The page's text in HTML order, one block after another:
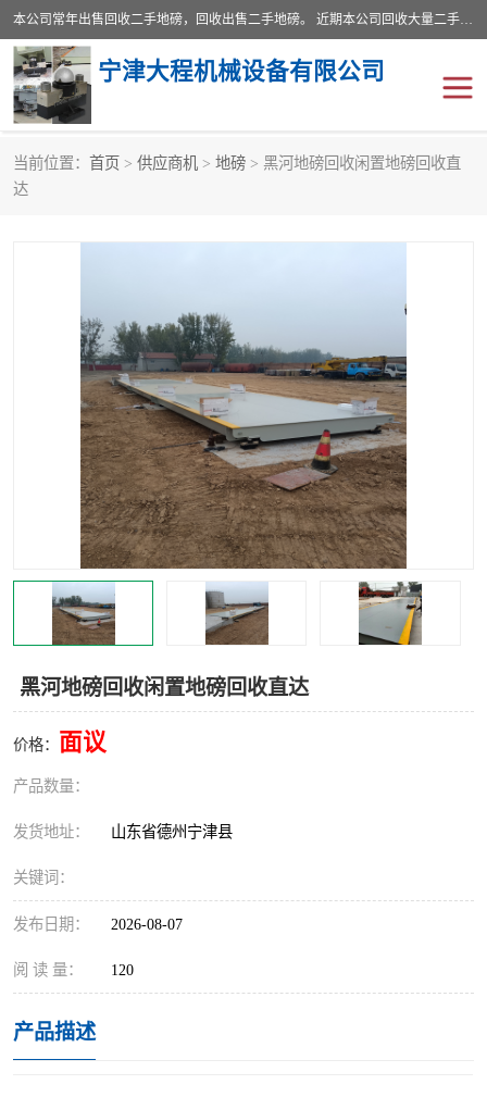
本公司常年出售回收二手地磅，回收出售二手地磅。 近期本公司回收大量二手地磅，型号齐全，宽度从2米到3.5米，长度5米到25米，承重吨位从10到200吨，成色7—9成新。 ? 使用年限6个月至2年，产品来源于个人闲置品，工矿企业停用品，因小换大而来。 精准度和新的一样， 二手地磅是内行人的选择，打个电话就省钱朋友您好等什么
宁津大程机械设备有限公司
当前位置： 首页 > 供应商机 > 地磅 > 黑河地磅回收闲置地磅回收直
达
黑河地磅回收闲置地磅回收直达
价格： 面议
产品数量：
发货地址： 山东省德州宁津县
关键词：
发布日期： 2026-08-07
阅 读 量： 120
产品描述
地磅传感器 废纸打包机
装载机电子秤 输送机
半自动输送机 全自动输送机
冷却塔 食品螺旋塔
撕碎机 木材撕碎机
塑料撕碎机 金属撕碎机